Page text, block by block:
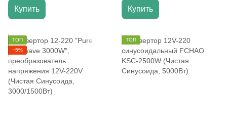
Купить Купить
ТОП
−5%
ТОП